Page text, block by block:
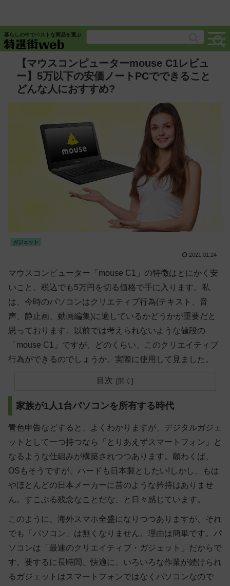
暮らしの中でベストな商品を選ぶ
【マウスコンピューターmouse C1レビュ
ー】5万以下の安価ノートPCでできること
どんな人におすすめ?
ガジェット
2021.01.24
マウスコンピューター「mouse C1」の特徴はとにかく安
いこと。税込でも5万円を切る価格で手に入ります。私
は、今時のパソコンはクリエティブ行為(テキスト、音
声、静止画、動画編集)に適しているかどうかが重要だと
思っております。以前では考えられないような値段の
「mouse C1」ですが、どのくらい、このクリエイティブ
行為ができるのでしょうか。実際に使用して見ました。
目次
家族が1人1台パソコンを所有する時代
青色申告などすると、よくわかりますが、デジタルガジェ
ットとして一つ持つなら「とりあえずスマートフォン」と
なるような仕組みが構築されつつあります。願わくば、
OSもそうですが、ハードも日本製としたい!しかし、もは
やほとんどの日本メーカーに昔のような矜持はありませ
ん。すこぶる残念なことだな、と日々感じています。
このように、海外スマホ全盛になりつつありますが、それ
でも「パソコン」は無くなりません。理由は簡単です。パ
ソコンは「最速のクリエイティブ・ガジェット」だからで
す。要するに長時間、快適に、いろいろな作業が続けられ
るガジェットはスマートフォンではなくパソコンなので